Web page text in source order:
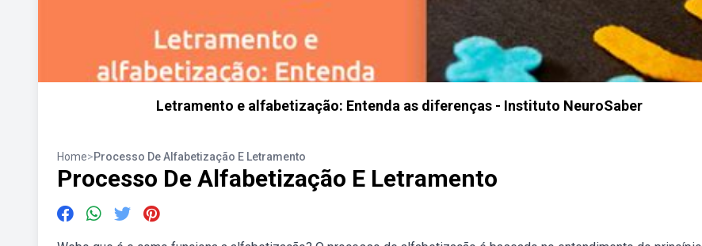
Letramento e alfabetização: Entenda as diferenças - Instituto NeuroSaber
Home>Processo De Alfabetização E Letramento
Processo De Alfabetização E Letramento